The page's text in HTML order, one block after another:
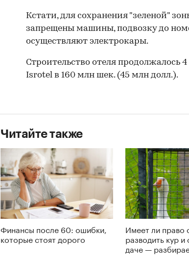
Кстати, для сохранения "зеленой"
запрещены машины, подвозку до
осуществляют электрокары.
Строительство отеля продолжалось
Isrotel в 160 млн шек. (45 млн долл.).
Читайте также
Финансы после 60: ошибки,
которые стоят дорого
Имеет ли право
разводить кур и
даче —